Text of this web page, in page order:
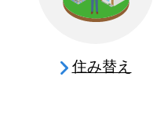
住み替え